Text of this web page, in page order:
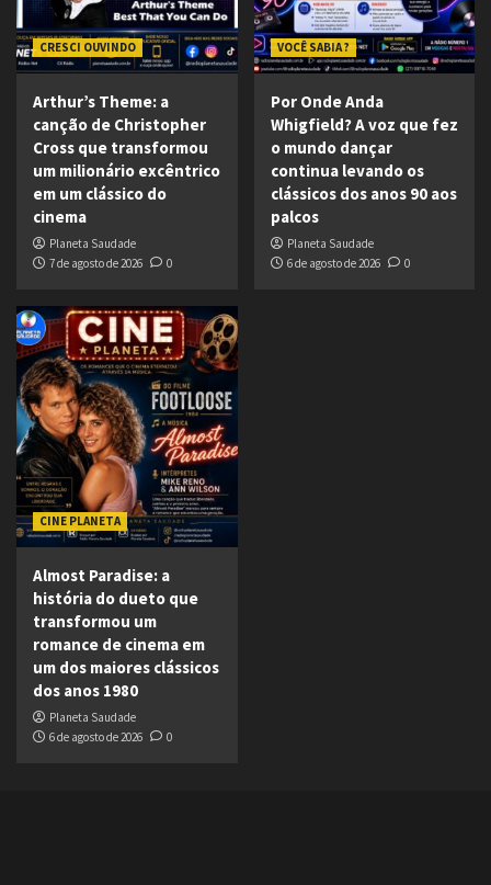
CRESCI OUVINDO
Arthur’s Theme: a
canção de Christopher
Cross que transformou
um milionário excêntrico
em um clássico do
cinema
Planeta Saudade
7 de agosto de 2026
0
VOCÊ SABIA ?
Por Onde Anda
Whigfield? A voz que fez
o mundo dançar
continua levando os
clássicos dos anos 90 aos
palcos
Planeta Saudade
6 de agosto de 2026
0
CINE PLANETA
Almost Paradise: a
história do dueto que
transformou um
romance de cinema em
um dos maiores clássicos
dos anos 1980
Planeta Saudade
6 de agosto de 2026
0